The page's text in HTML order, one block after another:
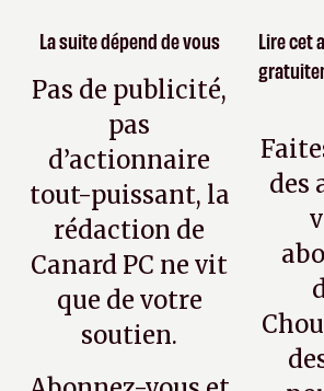
La suite dépend de vous
Pas de publicité,
pas
d’actionnaire
tout-puissant, la
rédaction de
Canard PC ne vit
que de votre
soutien.
Lire cet
des